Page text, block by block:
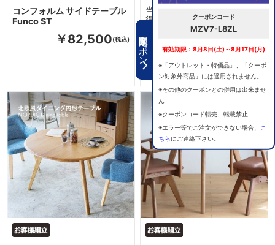
期間限定クーポン
クーポンコード
MZV7-L8ZL
有効期限：8月8日(土)～8月17日(月)
※「アウトレット・特価品」、「クーポ
ン対象外商品」には適用されません。
※その他のクーポンとの併用は出来ませ
ん
※クーポンコード転売、転載禁止
※エラー等でご注文ができない場合、
こ
ちらにご連絡下さい。
コンフォルム サイドテーブル
Funco ST
￥82,500
スペインセラミック 引出付き
ナイトテーブル
当ネットショップ限定！お買い
得価格
￥81,840